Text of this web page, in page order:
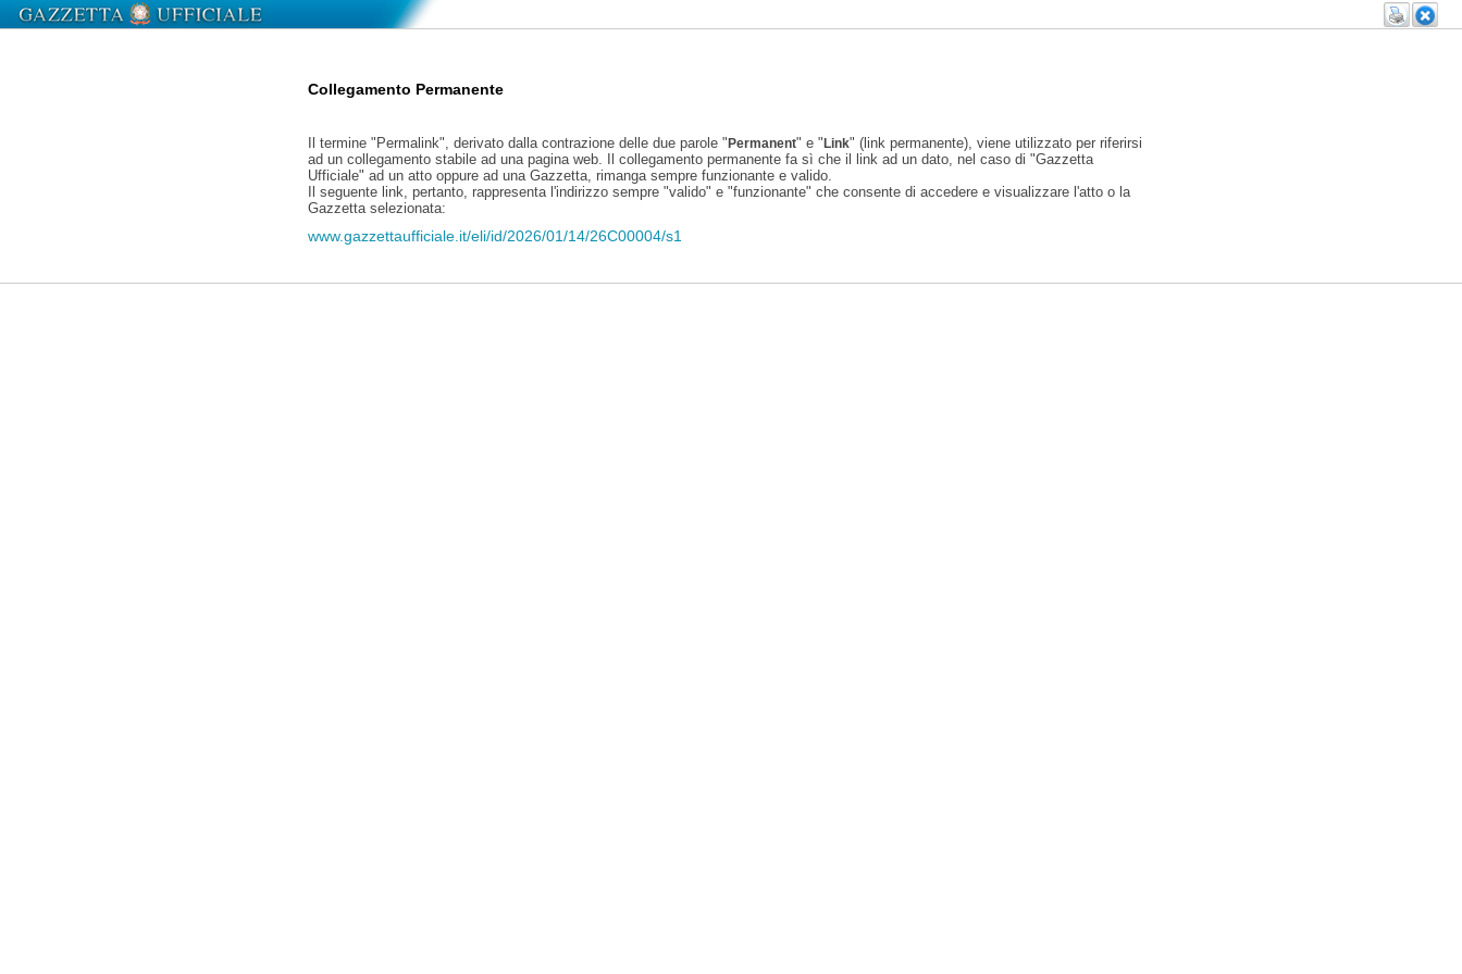
Collegamento Permanente
Il termine "Permalink", derivato dalla contrazione delle due parole "Permanent" e "Link" (link permanente), viene utilizzato per riferirsi
ad un collegamento stabile ad una pagina web. Il collegamento permanente fa sì che il link ad un dato, nel caso di "Gazzetta
Ufficiale" ad un atto oppure ad una Gazzetta, rimanga sempre funzionante e valido.
Il seguente link, pertanto, rappresenta l'indirizzo sempre "valido" e "funzionante" che consente di accedere e visualizzare l'atto o la
Gazzetta selezionata:
www.gazzettaufficiale.it/eli/id/2026/01/14/26C00004/s1